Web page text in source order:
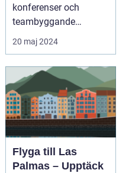
konferenser och
teambyggande
reträtter, är...
20 maj 2024
Flyga till Las
Palmas – Upptäck